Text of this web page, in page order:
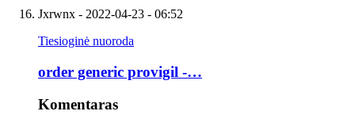
Jxrwnx - 2022-04-23 - 06:52
Tiesioginė nuoroda
order generic provigil -…
Komentaras